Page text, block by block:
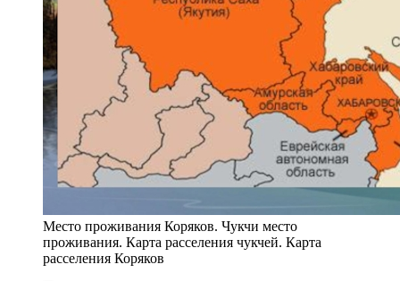
Место проживания Коряков. Чукчи место
проживания. Карта расселения чукчей. Карта
расселения Коряков